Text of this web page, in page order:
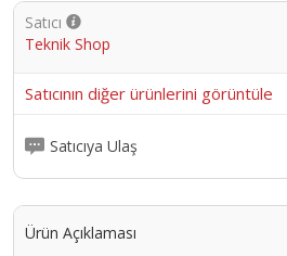
Satıcı
Teknik Shop
Satıcının diğer ürünlerini görüntüle
Satıcıya Ulaş
Ürün Açıklaması